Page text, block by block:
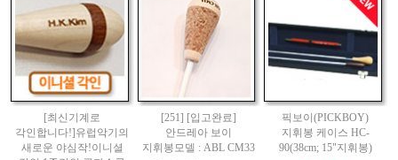
[최신기계로
각인합니다!]유럽악기의
새로운 야심작!이니셜
[251] [입고완료]
안드레아 보이
지휘봉모델 : ABL CM33
픽보이(PICKBOY)
지휘봉 케이스 HC-
90(38cm; 15"지휘봉)